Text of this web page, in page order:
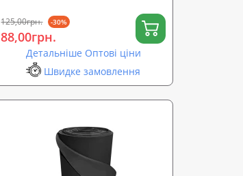
125,00грн. -30%
88,00грн.
Детальніше Оптові ціни
Швидке замовлення